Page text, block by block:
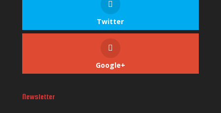
Twitter
Google+
Newsletter